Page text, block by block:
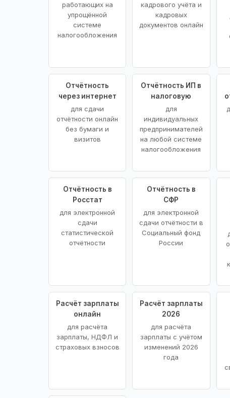
работающих на
упрощённой
системе
налогообложения
кадрового учёта и
кадровых
документов онлайн
Отчётность
через интернет
для сдачи
отчётности онлайн
без бумаги и
визитов
Отчётность ИП в
налоговую
для
индивидуальных
предпринимателей
на любой системе
налогообложения
Отчётность в
Росстат
для электронной
сдачи
статистической
отчётности
Отчётность в
СФР
для электронной
сдачи отчётности в
Социальный фонд
России
Расчёт зарплаты
онлайн
для расчёта
зарплаты, НДФЛ и
страховых взносов
Расчёт зарплаты
2026
для расчёта
зарплаты с учётом
изменений 2026
года